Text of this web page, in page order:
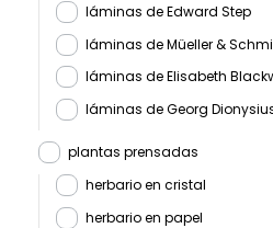
láminas de Edward Step
láminas de Müeller &
láminas de Elisabeth
láminas de Georg
plantas prensadas
herbario en cristal
herbario en papel